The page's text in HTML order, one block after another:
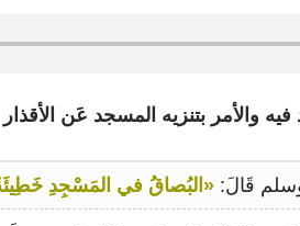
«البُصاقُ في المَسْجِدِ